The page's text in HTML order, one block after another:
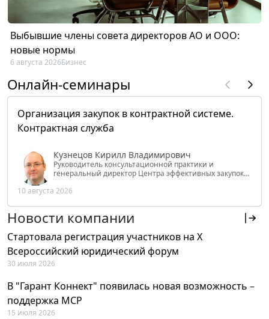
Выбывшие члены совета директоров АО и ООО:
новые нормы
6 августа 2026Бизнес
Онлайн-семинары
Организация закупок в контрактной системе.
Контрактная служба
Кузнецов Кирилл Владимирович
Руководитель консультационной практики и
генеральный директор Центра эффективных закупок
РФ
10 августа 2026
Новости компании
Стартовала регистрация участников на X
Всероссийский юридический форум
30 июля 2026
В "Гарант Коннект" появилась новая возможность –
поддержка MCP
15 июля 2026